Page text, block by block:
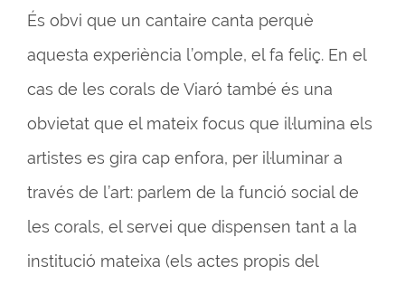
És obvi que un cantaire canta perquè
aquesta experiència l’omple, el fa feliç. En el
cas de les corals de Viaró també és una
obvietat que el mateix focus que il·lumina els
artistes es gira cap enfora, per il·luminar a
través de l’art: parlem de la funció social de
les corals, el servei que dispensen tant a la
institució mateixa (els actes propis del